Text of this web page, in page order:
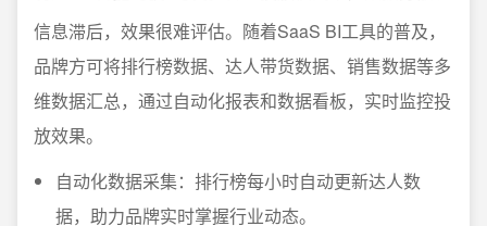
信息滞后，效果很难评估。随着SaaS BI工具的普及，
品牌方可将排行榜数据、达人带货数据、销售数据等多
维数据汇总，通过自动化报表和数据看板，实时监控投
放效果。
自动化数据采集：排行榜每小时自动更新达人数
据，助力品牌实时掌握行业动态。